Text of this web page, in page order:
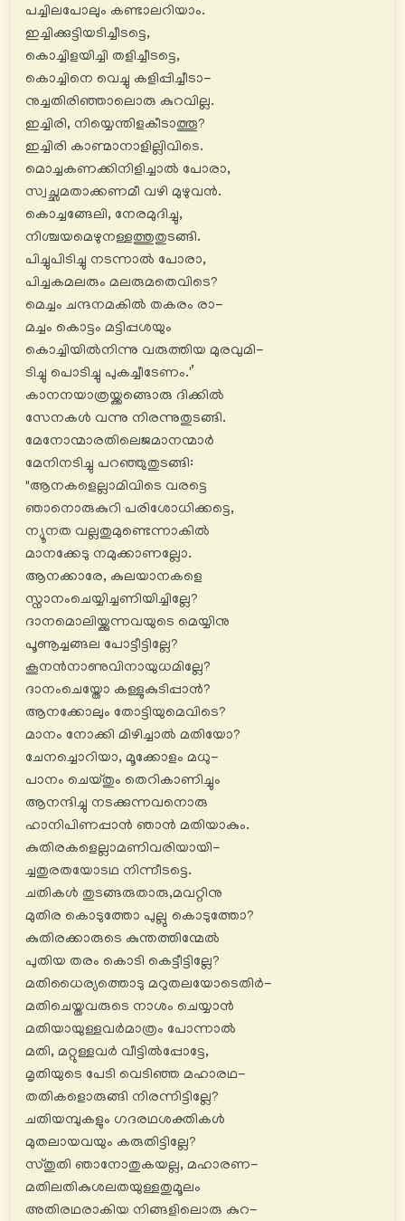
പച്ചിലപോലും കണ്ടാലറിയാം.
ഇച്ചിക്കുട്ടിയടിച്ചീടട്ടെ,
കൊച്ചിളയിച്ചി തളിച്ചീടട്ടെ,
കൊച്ചിനെ വെച്ചു കളിപ്പിച്ചീടാ-
നുച്ചതിരിഞ്ഞാലൊരു കുറവില്ല.
ഇച്ചിരി, നിയ്യെന്തിളകീടാത്തൂ?
ഇച്ചിരി കാണ്മാനാളില്ലിവിടെ.
മൊച്ചകണക്കിനിളിച്ചാൽ പോരാ,
സ്വച്ഛമതാക്കണമീ വഴി മുഴുവൻ.
കൊച്ചങ്ങേലി, നേരമുദിച്ചു,
നിശ്ചയമെഴുനള്ളത്തുതുടങ്ങി.
പിച്ചുപിടിച്ചു നടന്നാൽ പോരാ,
പിച്ചകമലരും മലരുമതെവിടെ?
മെച്ചം ചന്ദനമകിൽ തകരം രാ-
മച്ചം കൊട്ടം മട്ടിപ്പശയും
കൊച്ചിയിൽനിന്നു വരുത്തിയ മുരവുമി-
ടിച്ചു പൊടിച്ചു പുകച്ചീടേണം.'’
കാനനയാത്രയ്ക്കങ്ങൊരു ദിക്കിൽ
സേനകൾ വന്നു നിരന്നുതുടങ്ങി.
മേനോന്മാരതിലെജമാനന്മാർ
മേനിനടിച്ചു പറഞ്ഞുതുടങ്ങി:
"ആനകളെല്ലാമിവിടെ വരട്ടെ
ഞാനൊരുകുറി പരിശോധിക്കട്ടെ,
ന്യൂനത വല്ലതുമുണ്ടെന്നാകിൽ
മാനക്കേടു നമുക്കാണല്ലോ.
ആനക്കാരേ, കുലയാനകളെ
സ്നാനംചെയ്യിച്ചണിയിച്ചില്ലേ?
ദാനമൊലിയ്ക്കുന്നവയുടെ മെയ്യിനു
പൂണൂച്ചങ്ങല പോട്ടീട്ടില്ലേ?
കൂനൻനാണുവിനായുധമില്ലേ?
ദാനംചെയ്തോ കള്ളുകുടിപ്പാൻ?
ആനക്കോലും തോട്ടിയുമെവിടെ?
മാനം നോക്കി മിഴിച്ചാൽ മതിയോ?
ചേനച്ചൊറിയാ, മൂക്കോളം മധു-
പാനം ചെയ്തും തെറികാണിച്ചും
ആനന്ദിച്ചു നടക്കുന്നവനൊരു
ഹാനിപിണപ്പാൻ ഞാൻ മതിയാകും.
കുതിരകളെല്ലാമണിവരിയായി-
ച്ചതുരതയോടഥ നിന്നീടട്ടെ.
ചതികൾ തുടങ്ങരുതാരു,മവറ്റിനു
മുതിര കൊടുത്തോ പുല്ലു കൊടുത്തോ?
കുതിരക്കാരുടെ കുന്തത്തിന്മേൽ
പുതിയ തരം കൊടി കെട്ടീട്ടില്ലേ?
മതിധൈര്യത്തൊടു മറുതലയോടെതിർ-
മതിചെയ്തവരുടെ നാശം ചെയ്യാൻ
മതിയായുള്ളവർമാത്രം പോന്നാൽ
മതി, മറ്റുള്ളവർ വീട്ടിൽപ്പോട്ടേ,
മൃതിയുടെ പേടി വെടിഞ്ഞ മഹാരഥ-
തതികളൊരുങ്ങി നിരന്നിട്ടില്ലേ?
ചതിയമ്പുകളും ഗദരഥശക്തികൾ
മുതലായവയും കരുതിട്ടില്ലേ?
സ്തുതി ഞാനോതുകയല്ല, മഹാരണ-
മതിലതികുശലതയുള്ളതുമൂലം
അതിരഥരാകിയ നിങ്ങളിലൊരു കുറ-